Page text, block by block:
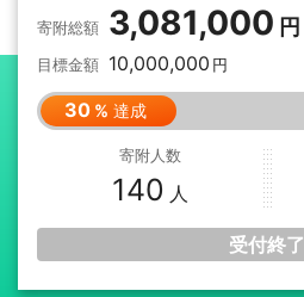
寄附総額 3,081,000
30 達成
目標金額 10,000,000
寄附人数
140
受付終了